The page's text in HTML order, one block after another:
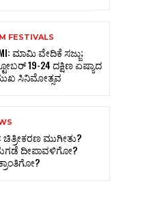
FESTIVALS
ಮಾಮಿ ವೇದಿಕೆ ಸಜ್ಜು;
19-24 ದಕ್ಷಿಣ ಏಷ್ಯಾದ
ಸಿನಿಮೋತ್ಸವ
ಚಿತ್ರೀಕರಣ ಮುಗೀತು?
ದೀಪಾವಳಿಗೋ?